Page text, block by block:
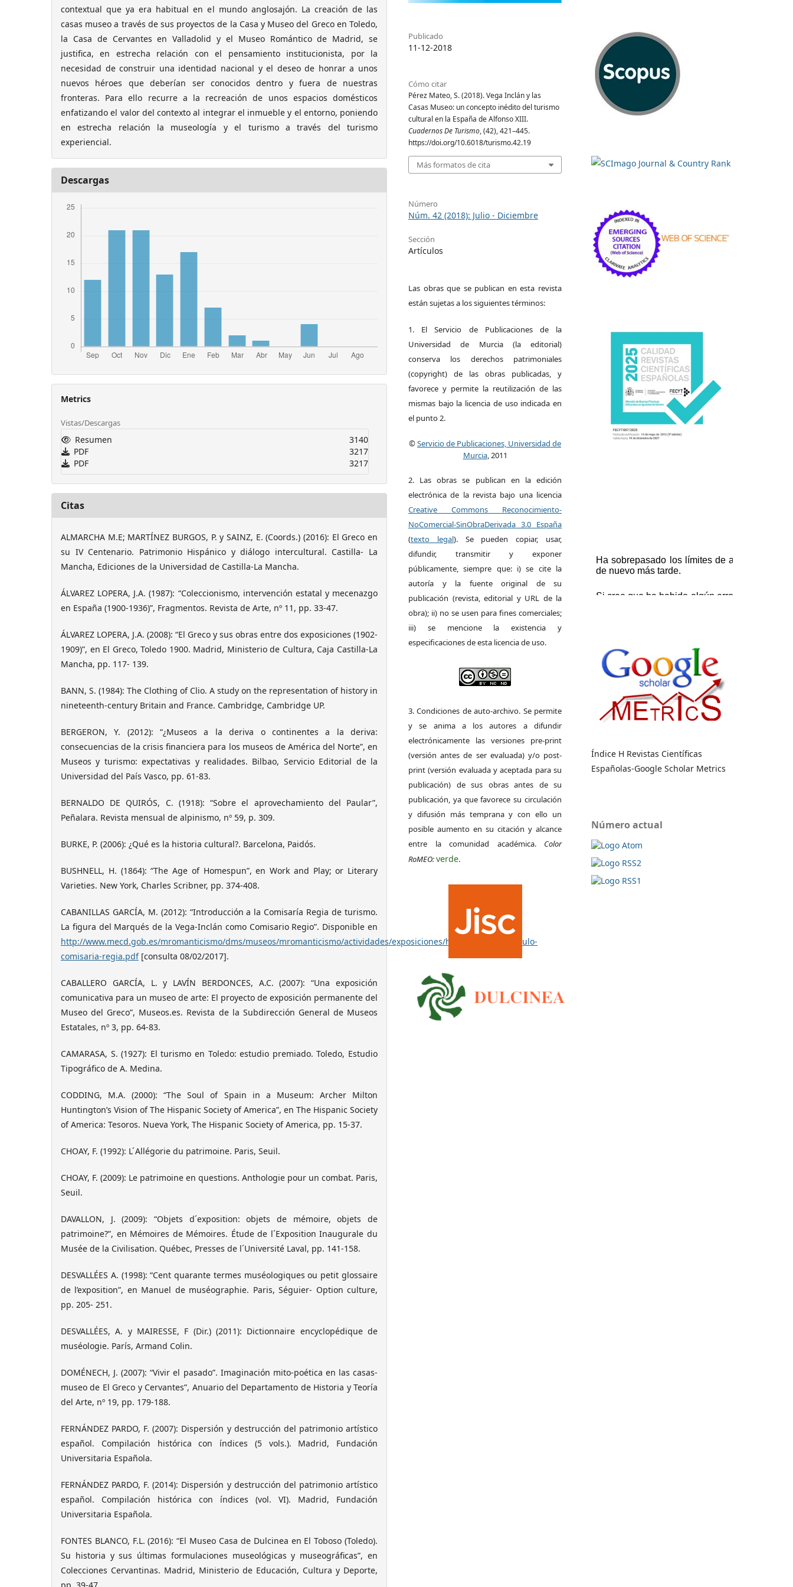
contextual que ya era habitual en el mundo anglosajón. La creación de las
casas museo a través de sus proyectos de la Casa y Museo del Greco en Toledo,
la Casa de Cervantes en Valladolid y el Museo Romántico de Madrid, se
justifica, en estrecha relación con el pensamiento institucionista, por la
necesidad de construir una identidad nacional y el deseo de honrar a unos
nuevos héroes que deberían ser conocidos dentro y fuera de nuestras
fronteras. Para ello recurre a la recreación de unos espacios domésticos
enfatizando el valor del contexto al integrar el inmueble y el entorno, poniendo
en estrecha relación la museología y el turismo a través del turismo
experiencial.
Descargas
Metrics
Vistas/Descargas
Resumen
3140
PDF
3217
PDF
3217
Citas
ALMARCHA M.E; MARTÍNEZ BURGOS, P. y SAINZ, E. (Coords.) (2016): El Greco en
su IV Centenario. Patrimonio Hispánico y diálogo intercultural. Castilla- La
Mancha, Ediciones de la Universidad de Castilla-La Mancha.
ÁLVAREZ LOPERA, J.A. (1987): “Coleccionismo, intervención estatal y mecenazgo
en España (1900-1936)”, Fragmentos. Revista de Arte, nº 11, pp. 33-47.
ÁLVAREZ LOPERA, J.A. (2008): “El Greco y sus obras entre dos exposiciones (1902-
1909)”, en El Greco, Toledo 1900. Madrid, Ministerio de Cultura, Caja Castilla-La
Mancha, pp. 117- 139.
BANN, S. (1984): The Clothing of Clio. A study on the representation of history in
nineteenth-century Britain and France. Cambridge, Cambridge UP.
BERGERON, Y. (2012): “¿Museos a la deriva o continentes a la deriva:
consecuencias de la crisis financiera para los museos de América del Norte”, en
Museos y turismo: expectativas y realidades. Bilbao, Servicio Editorial de la
Universidad del País Vasco, pp. 61-83.
BERNALDO DE QUIRÓS, C. (1918): “Sobre el aprovechamiento del Paular”,
Peñalara. Revista mensual de alpinismo, nº 59, p. 309.
BURKE, P. (2006): ¿Qué es la historia cultural?. Barcelona, Paidós.
BUSHNELL, H. (1864): “The Age of Homespun”, en Work and Play; or Literary
Varieties. New York, Charles Scribner, pp. 374-408.
CABANILLAS GARCÍA, M. (2012): “Introducción a la Comisaría Regia de turismo.
La figura del Marqués de la Vega-Inclán como Comisario Regio”. Disponible en
http://www.mecd.gob.es/mromanticismo/dms/museos/mromanticismo/actividades/exposiciones/historico/2014/articulo-
comisaria-regia.pdf[consulta 08/02/2017].
CABALLERO GARCÍA, L. y LAVÍN BERDONCES, A.C. (2007): “Una exposición
comunicativa para un museo de arte: El proyecto de exposición permanente del
Museo del Greco”, Museos.es. Revista de la Subdirección General de Museos
Estatales, nº 3, pp. 64-83.
CAMARASA, S. (1927): El turismo en Toledo: estudio premiado. Toledo, Estudio
Tipográfico de A. Medina.
CODDING, M.A. (2000): “The Soul of Spain in a Museum: Archer Milton
Huntington’s Vision of The Hispanic Society of America”, en The Hispanic Society
of America: Tesoros. Nueva York, The Hispanic Society of America, pp. 15-37.
CHOAY, F. (1992): L ́Allégorie du patrimoine. Paris, Seuil.
CHOAY, F. (2009): Le patrimoine en questions. Anthologie pour un combat. Paris,
Seuil.
DAVALLON, J. (2009): “Objets d´exposition: objets de mémoire, objets de
patrimoine?”, en Mémoires de Mémoires. Étude de l´Exposition Inaugurale du
Musée de la Civilisation. Québec, Presses de l´Université Laval, pp. 141-158.
DESVALLÉES A. (1998): “Cent quarante termes muséologiques ou petit glossaire
de l’exposition”, en Manuel de muséographie. Paris, Séguier- Option culture,
pp. 205- 251.
DESVALLÉES, A. y MAIRESSE, F (Dir.) (2011): Dictionnaire encyclopédique de
muséologie. París, Armand Colin.
DOMÉNECH, J. (2007): “Vivir el pasado”. Imaginación mito-poética en las casas-
museo de El Greco y Cervantes”, Anuario del Departamento de Historia y Teoría
del Arte, nº 19, pp. 179-188.
FERNÁNDEZ PARDO, F. (2007): Dispersión y destrucción del patrimonio artístico
español. Compilación histórica con índices (5 vols.). Madrid, Fundación
Universitaria Española.
FERNÁNDEZ PARDO, F. (2014): Dispersión y destrucción del patrimonio artístico
español. Compilación histórica con índices (vol. VI). Madrid, Fundación
Universitaria Española.
FONTES BLANCO, F.L. (2016): “El Museo Casa de Dulcinea en El Toboso (Toledo).
Su historia y sus últimas formulaciones museológicas y museográficas”, en
Colecciones Cervantinas. Madrid, Ministerio de Educación, Cultura y Deporte,
Publicado
11-12-2018
Cómo citar
Pérez Mateo, S. (2018). Vega Inclán y las
Casas Museo: un concepto inédito del turismo
cultural en la España de Alfonso XIII.
Cuadernos De Turismo, (42), 421–445.
https://doi.org/10.6018/turismo.42.19
Más formatos de cita
Número
Núm. 42 (2018): Julio - Diciembre
Sección
Artículos
Las obras que se publican en esta revista
están sujetas a los siguientes términos:
1. El Servicio de Publicaciones de la
Universidad de Murcia (la editorial)
conserva los derechos patrimoniales
(copyright) de las obras publicadas, y
favorece y permite la reutilización de las
mismas bajo la licencia de uso indicada en
el punto 2.
©Servicio de Publicaciones, Universidad de
Murcia, 2011
2. Las obras se publican en la edición
electrónica de la revista bajo una licencia
Creative Commons Reconocimiento-
NoComercial-SinObraDerivada 3.0 España
(texto legal). Se pueden copiar, usar,
difundir, transmitir y exponer
públicamente, siempre que: i) se cite la
autoría y la fuente original de su
publicación (revista, editorial y URL de la
obra); ii) no se usen para fines comerciales;
iii) se mencione la existencia y
especificaciones de esta licencia de uso.
3. Condiciones de auto-archivo. Se permite
y se anima a los autores a difundir
electrónicamente las versiones pre-print
(versión antes de ser evaluada) y/o post-
print (versión evaluada y aceptada para su
publicación) de sus obras antes de su
publicación, ya que favorece su circulación
y difusión más temprana y con ello un
posible aumento en su citación y alcance
entre la comunidad académica. Color
RoMEO:verde.
Índice H Revistas Científicas
Españolas-Google Scholar Metrics
Número actual